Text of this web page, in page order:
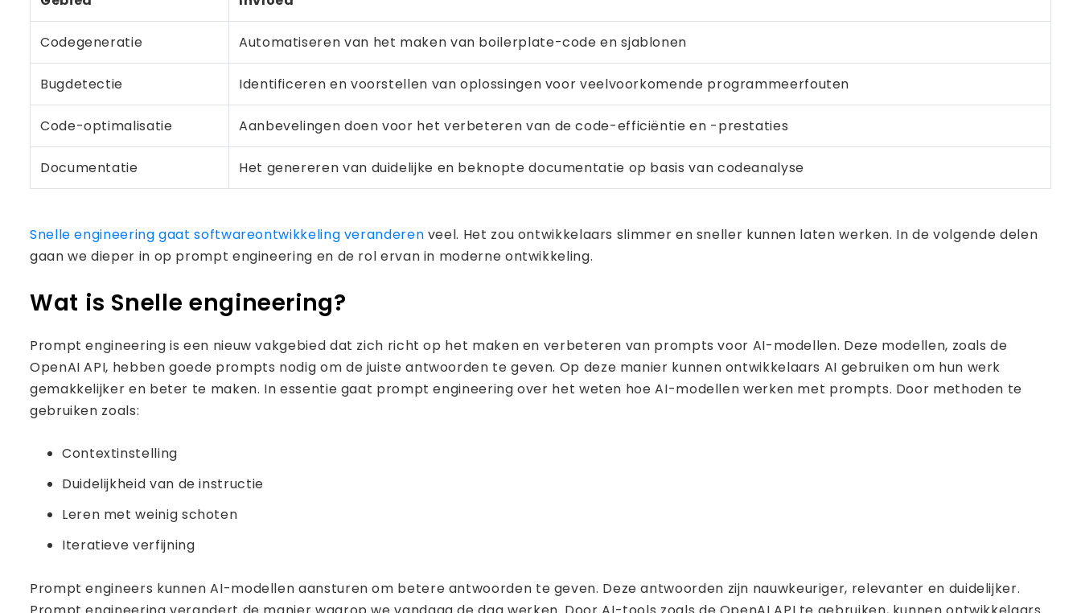
Codegeneratie Automatiseren van het maken van boilerplate-code en sjablonen
Bugdetectie Identificeren en voorstellen van oplossingen voor veelvoorkomende programmeerfouten
Code-optimalisatie Aanbevelingen doen voor het verbeteren van de code-efficiëntie en -prestaties
Documentatie Het genereren van duidelijke en beknopte documentatie op basis van codeanalyse
Snelle engineering gaat softwareontwikkeling veranderen veel. Het zou ontwikkelaars slimmer en sneller kunnen laten werken. In de volgende delen
gaan we dieper in op prompt engineering en de rol ervan in moderne ontwikkeling.
Wat is Snelle engineering?
Prompt engineering is een nieuw vakgebied dat zich richt op het maken en verbeteren van prompts voor AI-modellen. Deze modellen, zoals de
OpenAI API, hebben goede prompts nodig om de juiste antwoorden te geven. Op deze manier kunnen ontwikkelaars AI gebruiken om hun werk
gemakkelijker en beter te maken. In essentie gaat prompt engineering over het weten hoe AI-modellen werken met prompts. Door methoden te
gebruiken zoals:
Contextinstelling
Duidelijkheid van de instructie
Leren met weinig schoten
Iteratieve verfijning
Prompt engineers kunnen AI-modellen aansturen om betere antwoorden te geven. Deze antwoorden zijn nauwkeuriger, relevanter en duidelijker.